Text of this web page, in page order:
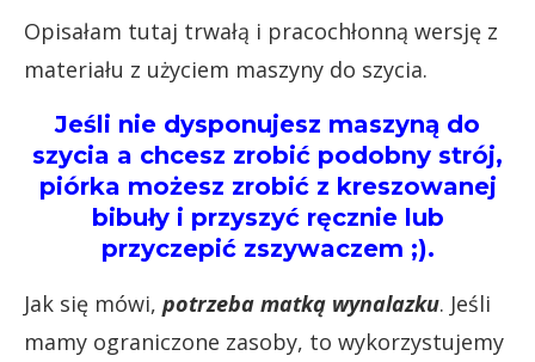
Opisałam tutaj trwałą i pracochłonną wersję z
materiału z użyciem maszyny do szycia.
Jeśli nie dysponujesz maszyną do
szycia a chcesz zrobić podobny strój,
piórka możesz zrobić z kreszowanej
bibuły i przyszyć ręcznie lub
przyczepić zszywaczem ;).
Jak się mówi, potrzeba matką wynalazku. Jeśli
mamy ograniczone zasoby, to wykorzystujemy